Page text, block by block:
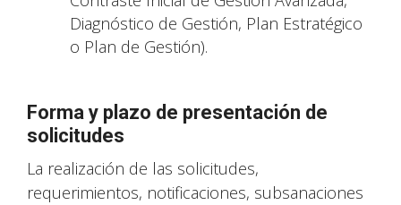
Diagnóstico de Gestión, Plan Estratégico
o Plan de Gestión).
Forma y plazo de presentación de
solicitudes
La realización de las solicitudes,
requerimientos, notificaciones, subsanaciones